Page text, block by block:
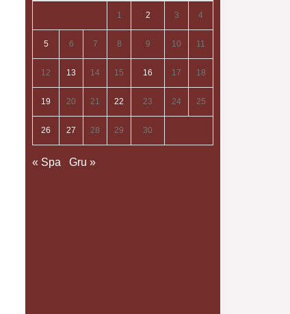
1 2 3 4
5 6 7 8 9 10 11
12 13 14 15 16 17 18
19 20 21 22 23 24 25
26 27 28 29 30
« Spa Gru »